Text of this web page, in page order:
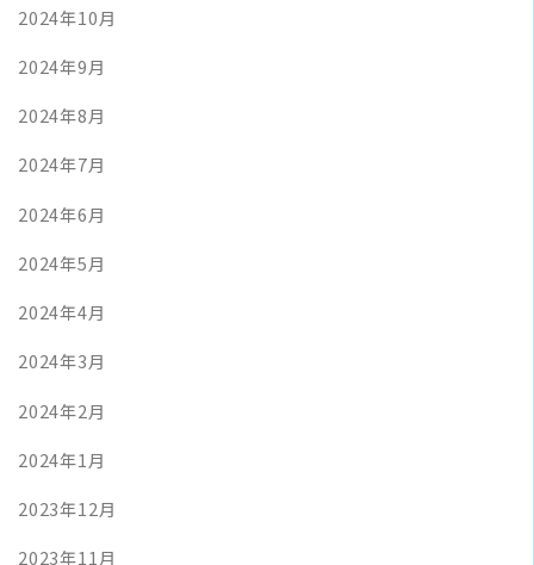
2024年10月
2024年9月
2024年8月
2024年7月
2024年6月
2024年5月
2024年4月
2024年3月
2024年2月
2024年1月
2023年12月
2023年11月